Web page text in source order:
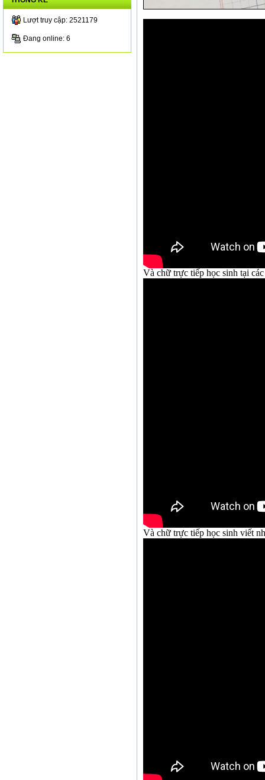
Lượt truy cập: 2521179
Đang online: 6
Và chữ trực tiếp học sinh tại
Và chữ trực tiếp học sinh viết